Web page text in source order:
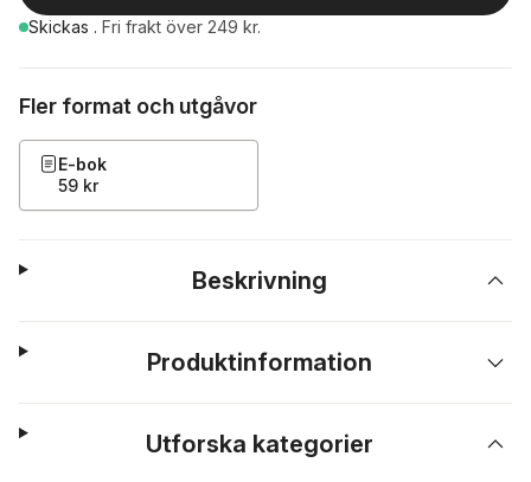
Skickas . Fri frakt över 249 kr.
Fler format och utgåvor
E-bok
59 kr
Beskrivning
Produktinformation
Utforska kategorier